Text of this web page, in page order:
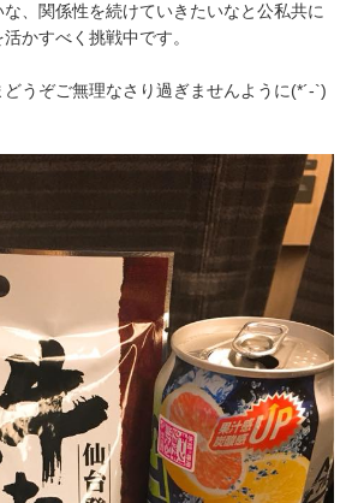
、関係性を続けていきたいなと公私共に
かすべく挑戦中です。
うぞご無理なさり過ぎませんように(*´-`)